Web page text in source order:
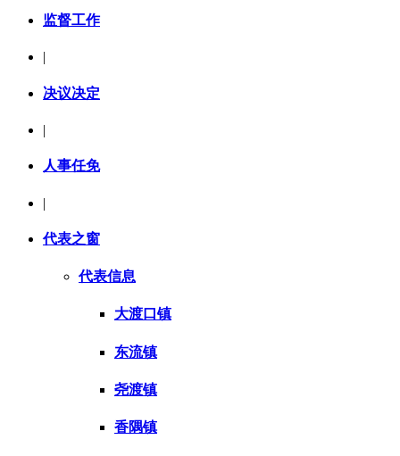
监督工作
决议决定
|
人事任免
|
代表之窗
代表信息
大渡口镇
东流镇
尧渡镇
香隅镇